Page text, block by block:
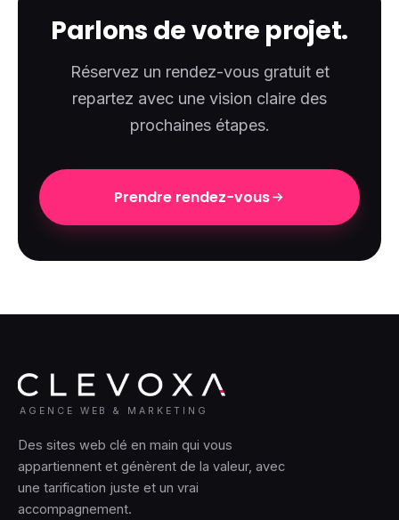
Parlons de votre projet.
Réservez un rendez-vous gratuit et
repartez avec une vision claire des
prochaines étapes.
Prendre rendez-vous
AGENCE WEB & MARKETING
Des sites web clé en main qui vous
appartiennent et génèrent de la valeur, avec
une tarification juste et un vrai
accompagnement.